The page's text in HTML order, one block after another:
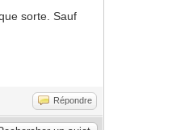
sorte. Sauf
Répondre